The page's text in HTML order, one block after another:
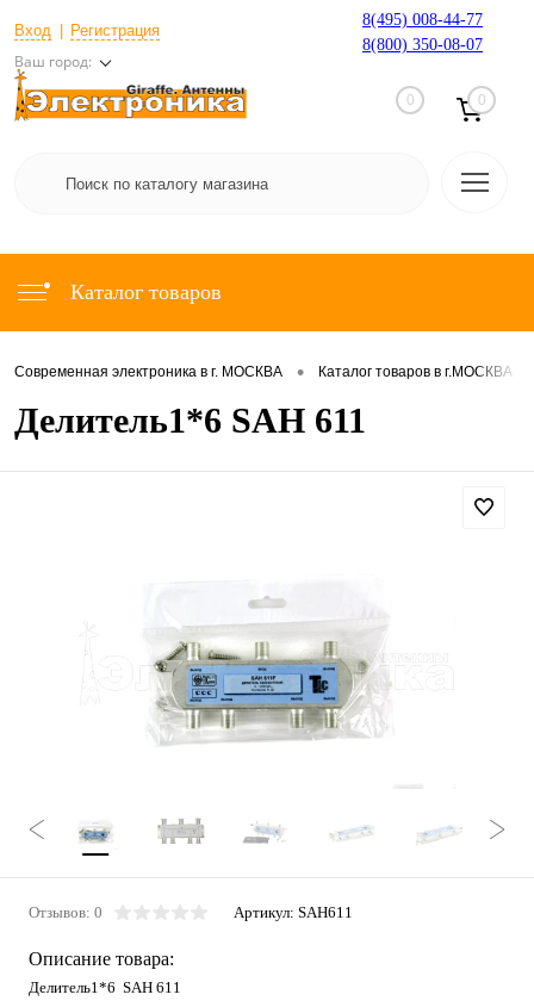
Вход Регистрация
Ваш город:
8(495) 008-44-77
8(800) 350-08-07
0 0
Каталог товаров
Современная электроника в г. МОСКВА • Каталог товаров в г.МОСКВА
Делитель1*6 SAH 611
Отзывов: 0 Артикул: SAH611
Описание товара:
Делитель1*6 SAH 611